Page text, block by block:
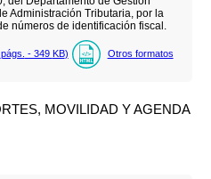
Administración Tributaria, por la
números de identificación fiscal.
págs. - 349 KB) Otros formatos
MOVILIDAD Y AGENDA